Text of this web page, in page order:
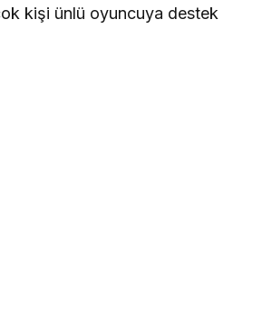
kişi ünlü oyuncuya destek